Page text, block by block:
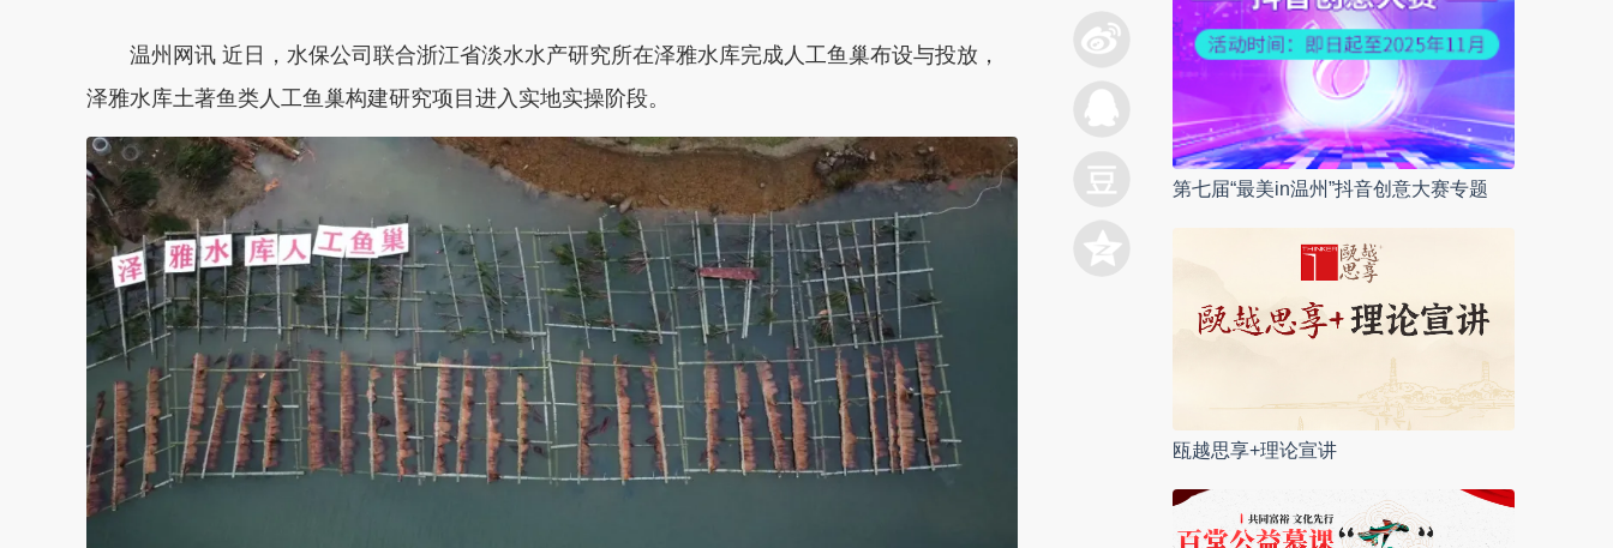
温州网讯 近日，水保公司联合浙江省淡水水产研究所在泽雅水库完成人工鱼巢布设与投放，
泽雅水库土著鱼类人工鱼巢构建研究项目进入实地实操阶段。
第七届“最美in温州”抖音创意大赛专题
瓯越思享+理论宣讲